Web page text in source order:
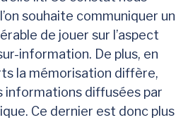
souhaite communiquer un
de jouer sur l’aspect
information. De plus, en
la mémorisation diffère,
diffusées par
Ce dernier est donc plus